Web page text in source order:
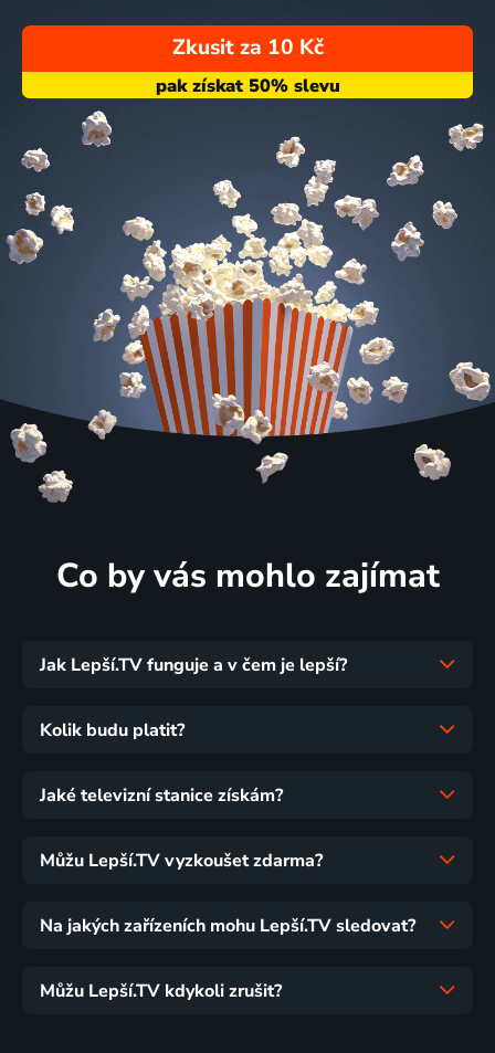
Zkusit za 10 Kč
Co by vás mohlo zajímat
Jak Lepší.TV funguje a v čem je lepší?
Kolik budu platit?
Jaké televizní stanice získám?
Můžu Lepší.TV vyzkoušet zdarma?
Na jakých zařízeních mohu Lepší.TV sledovat?
Můžu Lepší.TV kdykoli zrušit?